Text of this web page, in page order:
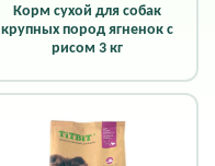
Корм сухой для собак
крупных пород ягненок с
рисом 3 кг